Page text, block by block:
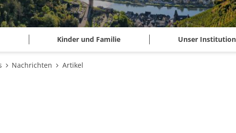
Kinder und Familie Unser
Nachrichten Artikel